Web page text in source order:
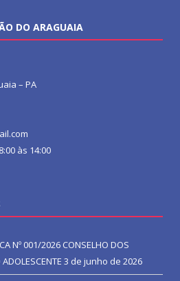
DO ARAGUAIA
– PA
às 14:00
Nº 001/2026 CONSELHO DOS
3 de junho de 2026